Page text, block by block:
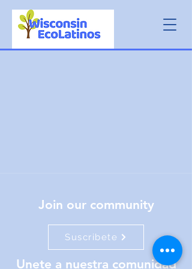
Join our community
Suscribete
Unete a nuestra comunidad